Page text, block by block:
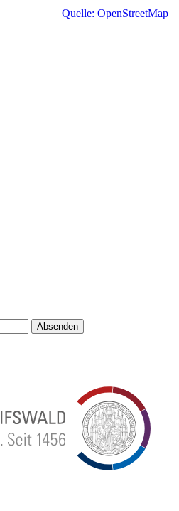
Absenden
Quelle: OpenStreetMap